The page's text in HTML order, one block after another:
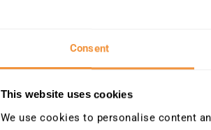
Consent
This website uses cookies
We use cookies to personalise content